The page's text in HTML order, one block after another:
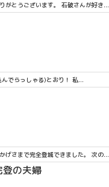
がとうございます。 石破さんが好き...
でらっしゃる)とおり！ 私...
げさまで完全登城できました。 次の...
登の夫婦